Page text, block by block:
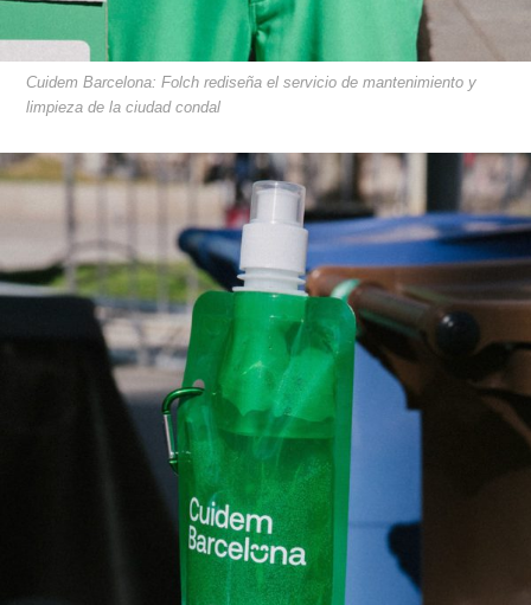
Cuidem Barcelona: Folch rediseña el servicio de mantenimiento y
limpieza de la ciudad condal